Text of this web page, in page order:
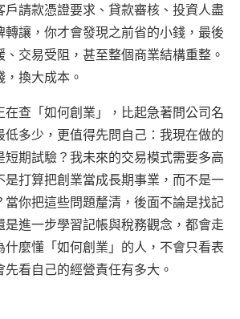
戶請款憑證要求、貸款審核、投資人盡
讓，你才會發現之前省的小錢，最後
交易受阻，甚至整個商業結構重整。
換大成本。
在查「如何創業」，比起急著問公司名
多少，更值得先問自己：我現在做的
短期試驗？我未來的交易模式需要多高
是打算把創業當成長期事業，而不是一
當你把這些問題釐清，後面不論是找記
是進一步學習記帳與稅務觀念，都會走
麼懂「如何創業」的人，不會只看表
看自己的經營責任有多大。